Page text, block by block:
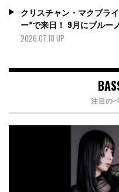
クリスチャン・マクブラ
ー”で来日！ 9月にブルー
2026.07.10 UP
注目の